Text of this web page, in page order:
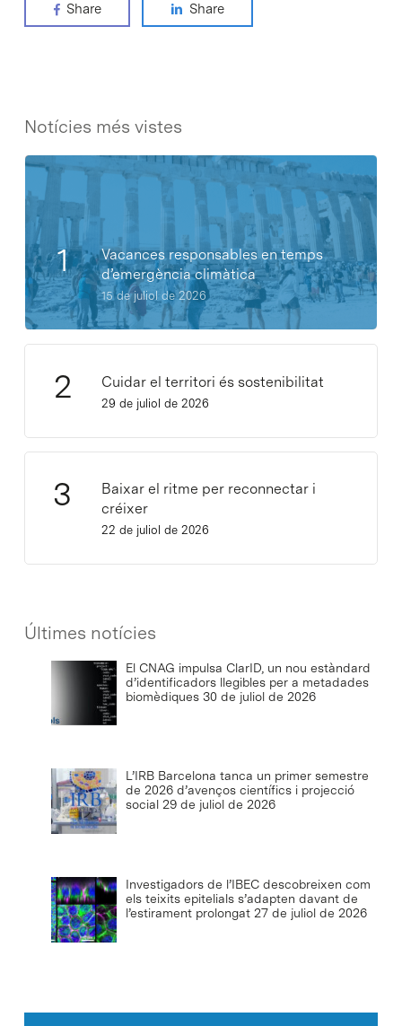
Share Share
Notícies més vistes
Vacances responsables en temps
d’emergència climàtica
15 de juliol de 2026
Cuidar el territori és sostenibilitat
29 de juliol de 2026
Baixar el ritme per reconnectar i
créixer
22 de juliol de 2026
Últimes notícies
El CNAG impulsa ClarID, un nou estàndard
d’identificadors llegibles per a metadades
biomèdiques 30 de juliol de 2026
L’IRB Barcelona tanca un primer semestre
de 2026 d’avenços científics i projecció
social 29 de juliol de 2026
Investigadors de l’IBEC descobreixen com
els teixits epitelials s’adapten davant de
l’estirament prolongat 27 de juliol de 2026